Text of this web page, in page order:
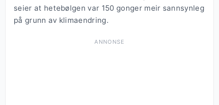
seier at hetebølgen var 150 gonger meir sannsynleg
på grunn av klimaendring.
ANNONSE